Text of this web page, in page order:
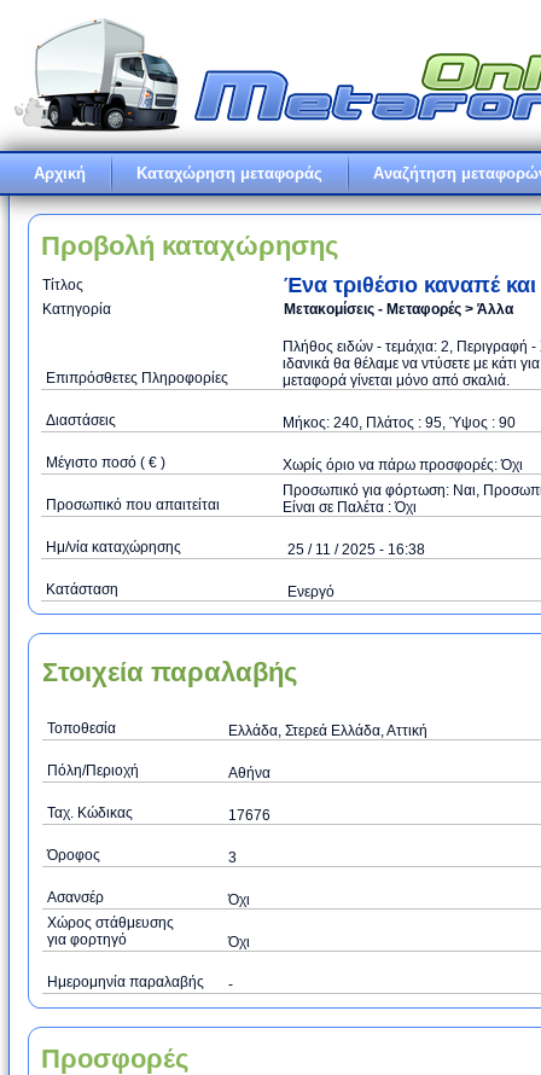
Αρχική Καταχώρηση μεταφοράς Αναζήτηση
Προβολή καταχώρησης
Τίτλος Ένα τριθέσιο καναπέ
Κατηγορία Μετακομίσεις - Μεταφορές > Άλλα
Επιπρόσθετες Πληροφορίες
Πλήθος ειδών - τεμάχια: 2, Περιγραφή -
ιδανικά θα θέλαμε να ντύσετε με κάτι
μεταφορά γίνεται μόνο από σκαλιά.
Διαστάσεις Μήκος: 240, Πλάτος : 95, Ύψος : 90
Μέγιστο ποσό ( € ) Xωρίς όριο να πάρω προσφορές: Όχι
Προσωπικό που απαιτείται
Προσωπικό για φόρτωση: Ναι,
Είναι σε Παλέτα : Όχι
Ημ/νία καταχώρησης 25 / 11 / 2025 - 16:38
Κατάσταση Ενεργό
Στοιχεία παραλαβής
Τοποθεσία Ελλάδα, Στερεά Ελλάδα, Αττική
Πόλη/Περιοχή Αθήνα
Ταχ. Κώδικας 17676
Όροφος 3
Ασανσέρ
Όχι
Χώρος στάθμευσης
για φορτηγό
Όχι
Ημερομηνία παραλαβής -
Προσφορές